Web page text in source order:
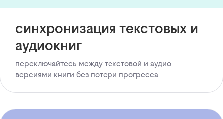
синхронизация текстовых и
аудиокниг
переключайтесь между текстовой и аудио
версиями книги без потери прогресса